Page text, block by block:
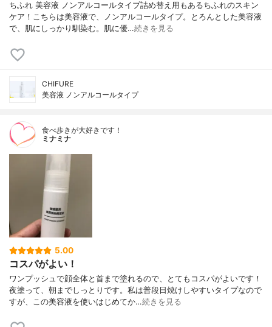
ちふれ 美容液 ノンアルコールタイプ詰め替え用もあるちふれのスキン
ケア！こちらは美容液で、ノンアルコールタイプ。とろんとした美容液
で、肌にしっかり馴染む。肌に優…続きを見る
CHIFURE
美容液 ノンアルコールタイプ
食べ歩きが大好きです！
ミナミナ
5.00
コスパがよい！
ワンプッシュで顔全体と首まで塗れるので、とてもコスパがよいです！
夜塗って、朝までしっとりです。私は普段日焼けしやすいタイプなので
すが、この美容液を使いはじめてか…続きを見る